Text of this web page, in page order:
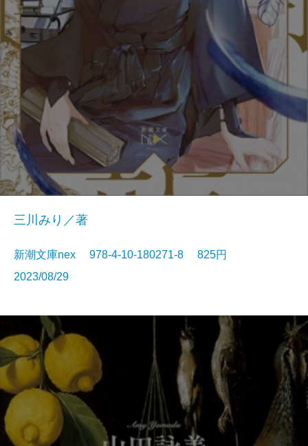
三川みり／著
新潮文庫nex 978-4-10-180271-8 825円
2023/08/29